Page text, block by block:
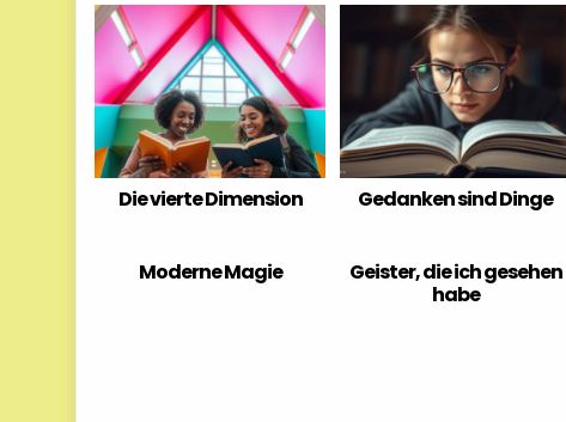
Die vierte Dimension Gedanken sind Dinge
Moderne Magie
Geister, die ich gesehen
habe